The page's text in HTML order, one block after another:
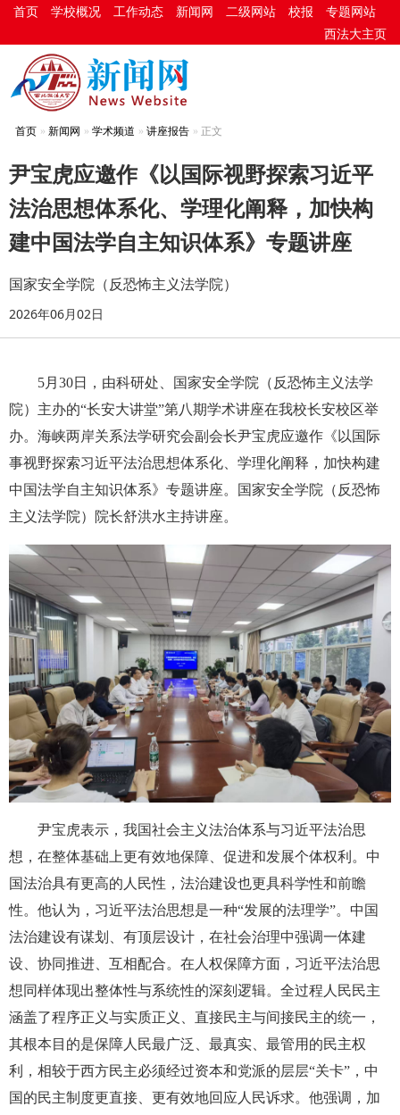
首页 学校概况 工作动态 新闻网 二级网站 校报
专题网站
西法大主页
首页 新闻网 学术频道 讲座报告 正文
尹宝虎应邀作《以国际视野探索习近平
法治思想体系化、学理化阐释，加快构
建中国法学自主知识体系》专题讲座
国家安全学院（反恐怖主义法学院）
2026年06月02日
5月30日，由科研处、国家安全学院（反恐怖主义法学
院）主办的“长安大讲堂”第八期学术讲座在我校长安校区举
办。海峡两岸关系法学研究会副会长尹宝虎应邀作《以国际
事视野探索习近平法治思想体系化、学理化阐释，加快构建
中国法学自主知识体系》专题讲座。国家安全学院（反恐怖
主义法学院）院长舒洪水主持讲座。
尹宝虎表示，我国社会主义法治体系与习近平法治思
想，在整体基础上更有效地保障、促进和发展个体权利。中
国法治具有更高的人民性，法治建设也更具科学性和前瞻
性。他认为，习近平法治思想是一种“发展的法理学”。中国
法治建设有谋划、有顶层设计，在社会治理中强调一体建
设、协同推进、互相配合。在人权保障方面，习近平法治思
想同样体现出整体性与系统性的深刻逻辑。全过程人民民主
涵盖了程序正义与实质正义、直接民主与间接民主的统一，
其根本目的是保障人民最广泛、最真实、最管用的民主权
利，相较于西方民主必须经过资本和党派的层层“关卡”，中
国的民主制度更直接、更有效地回应人民诉求。他强调，加